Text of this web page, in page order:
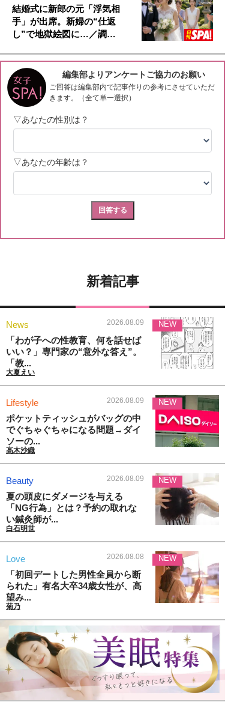
結婚式に新郎の元「浮気相
手」が出席。新婦の“仕返
し”で地獄絵図に…／調…
新着記事
News 2026.08.09
「わが子への性教育、何を話せば
いい？」専門家の“意外な答え”。
「教...
大夏えい
NEW
Lifestyle 2026.08.09
ポケットティッシュがバッグの中
でぐちゃぐちゃになる問題→ダイ
ソーの...
高木沙織
NEW
Beauty 2026.08.09
夏の頭皮にダメージを与える
「NG行為」とは？予約の取れな
い鍼灸師が...
白石明世
NEW
Love 2026.08.08
「初回デートした男性全員から断
られた」有名大卒34歳女性が、高
望み...
菊乃
NEW